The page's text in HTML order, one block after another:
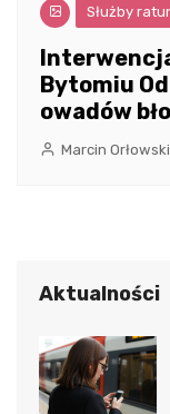
Służby
Bytomiu
owadów
Marcin Orłowski
Aktualności